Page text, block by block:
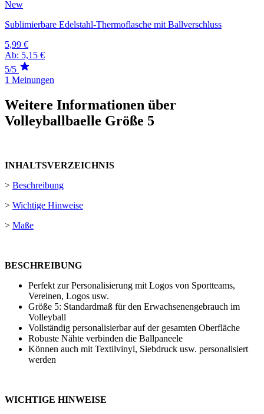
New
Sublimierbare Edelstahl-Thermoflasche mit Ballverschluss
5,99 €
Ab: 5,15 €
5/5
1 Meinungen
Weitere Informationen über
Volleyballbaelle Größe 5
INHALTSVERZEICHNIS
> Beschreibung
> Wichtige Hinweise
> Maße
BESCHREIBUNG
Perfekt zur Personalisierung mit Logos von Sportteams,
Vereinen, Logos usw.
Größe 5: Standardmaß für den Erwachsenengebrauch im
Volleyball
Vollständig personalisierbar auf der gesamten Oberfläche
Robuste Nähte verbinden die Ballpaneele
Können auch mitTextilvinyl, Siebdruck usw. personalisiert
werden
WICHTIGE HINWEISE